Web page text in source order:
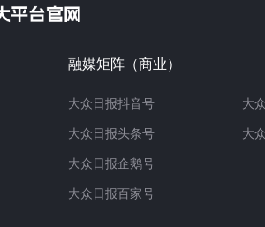
融媒矩阵（商业）
大众日报抖音号
大众日报头条号
大众日报企鹅号
大众日报百家号
大
大